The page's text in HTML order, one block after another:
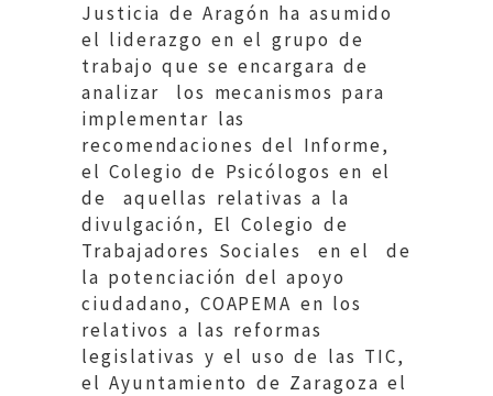
Justicia de Aragón ha asumido
el liderazgo en el grupo de
trabajo que se encargara de
analizar los mecanismos para
implementar las
recomendaciones del Informe,
el Colegio de Psicólogos en el
de aquellas relativas a la
divulgación, El Colegio de
Trabajadores Sociales en el de
la potenciación del apoyo
ciudadano, COAPEMA en los
relativos a las reformas
legislativas y el uso de las TIC,
el Ayuntamiento de Zaragoza el